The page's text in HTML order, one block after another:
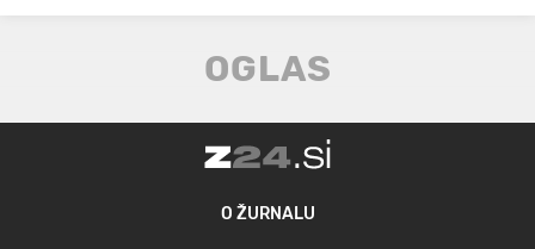
O ŽURNALU